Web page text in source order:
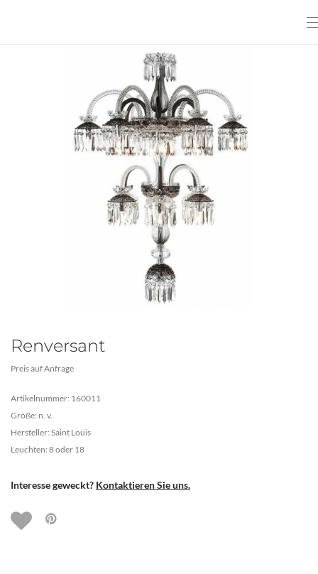
Renversant
Preis auf Anfrage
Artikelnummer: 160011
Größe: n. v.
Hersteller: Saint Louis
Leuchten: 8 oder 18
Interesse geweckt? Kontaktieren Sie uns.